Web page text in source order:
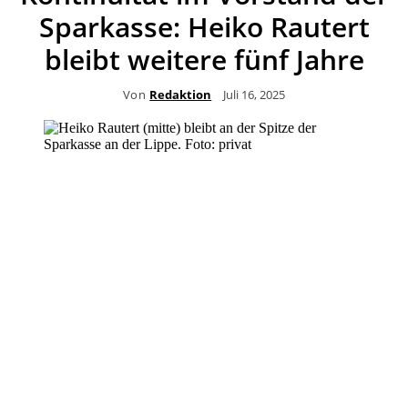
Sparkasse: Heiko Rautert
bleibt weitere fünf Jahre
Von Redaktion Juli 16, 2025